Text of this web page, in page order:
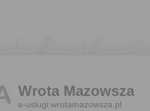
Wrota Mazowsza
e-uslugi.wrotamazowsza.pl